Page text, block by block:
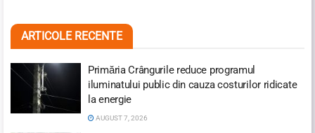
ARTICOLE RECENTE
Primăria Crângurile reduce programul
iluminatului public din cauza costurilor ridicate
la energie
AUGUST 7, 2026